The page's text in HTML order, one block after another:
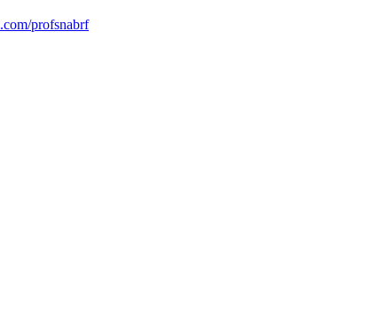
profsnabrf